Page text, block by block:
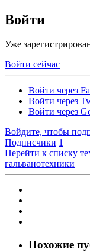
Войти
Уже
Войти сейчас
Войти через
Войти через
Войти через
Войдите, чтобы
Подписчики 1
Перейти к списку
гальванотехники
Похожие